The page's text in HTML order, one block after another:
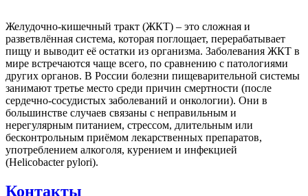
Желудочно-кишечный тракт (ЖКТ) – это сложная и
разветвлённая система, которая поглощает, перерабатывает
пищу и выводит её остатки из организма. Заболевания ЖКТ в
мире встречаются чаще всего, по сравнению с патологиями
других органов. В России болезни пищеварительной системы
занимают третье место среди причин смертности (после
сердечно-сосудистых заболеваний и онкологии). Они в
большинстве случаев связаны с неправильным и
нерегулярным питанием, стрессом, длительным или
бесконтрольным приёмом лекарственных препаратов,
употреблением алкоголя, курением и инфекцией
(Helicobacter pylori).
Контакты